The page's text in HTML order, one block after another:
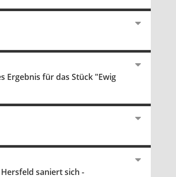
für das Stück "Ewig
saniert sich -